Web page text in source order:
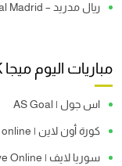
ريال مدريد – Real Madrid
مباريات اليوم ميجا 4K
اس جول | AS Goal
كورة أون لاين | kora online
سوريا لايف | Syria Live Online